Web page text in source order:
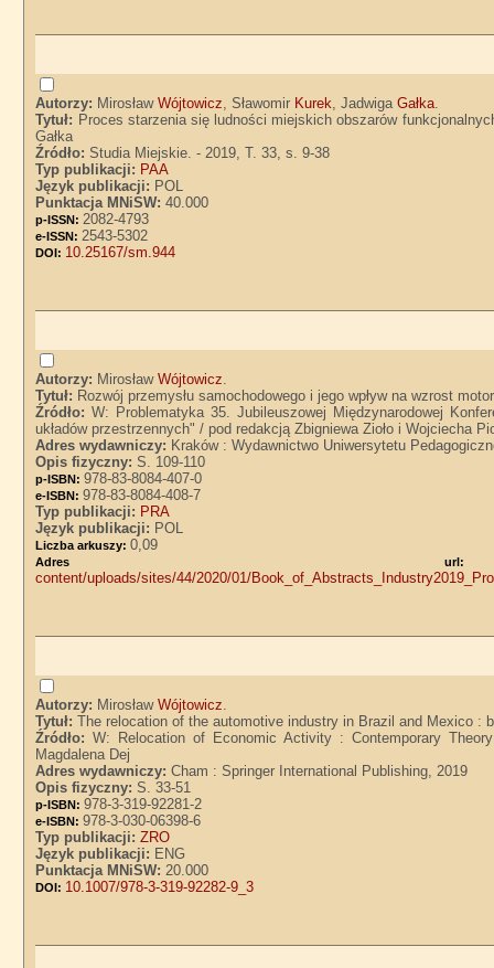
Autorzy: MirosławWójtowicz, Sławomir Kurek, JadwigaGałka.
Tytuł: Proces starzenia się ludności miejskich obszarów
Gałka
Źródło:Studia Miejskie. - 2019, T. 33, s. 9-38
Typ publikacji: PAA
Język publikacji: POL
Punktacja MNiSW:40.000
p-ISSN: 2082-4793
e-ISSN: 2543-5302
DOI: 10.25167/sm.944
Autorzy: MirosławWójtowicz.
Tytuł: Rozwój przemysłu samochodowego i jego wpływ na wzrost
Źródło:W: Problematyka 35. Jubileuszowej Międzynarodowej
układów przestrzennych" / pod redakcją Zbigniewa Zioło i Wojciecha
Adres wydawniczy: Kraków : Wydawnictwo Uniwersytetu
Opis fizyczny:S. 109-110
p-ISBN:978-83-8084-407-0
e-ISBN:978-83-8084-408-7
Typ publikacji: PRA
Język publikacji: POL
Liczba arkuszy:0,09
content/uploads/sites/44/2020/01/
Autorzy: MirosławWójtowicz.
Tytuł:The relocation of the automotive industry in Brazil and Mexico :
Źródło:W: Relocation of Economic Activity : Contemporary
Magdalena Dej
Adres wydawniczy:Cham : Springer International Publishing, 2019
Opis fizyczny:S. 33-51
p-ISBN:978-3-319-92281-2
e-ISBN:978-3-030-06398-6
Typ publikacji:ZRO
Język publikacji: ENG
Punktacja MNiSW:20.000
DOI: 10.1007/978-3-319-92282-9_3